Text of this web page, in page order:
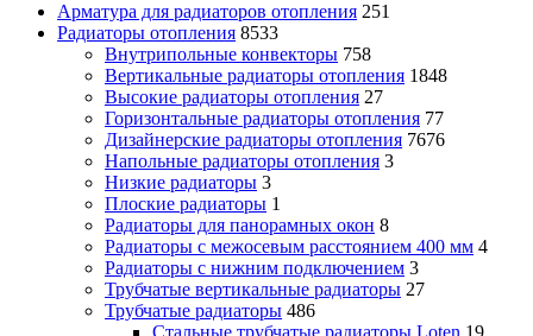
Арматура для радиаторов отопления 251
Радиаторы отопления 8533
Внутрипольные конвекторы 758
Вертикальные радиаторы отопления 1848
Высокие радиаторы отопления 27
Горизонтальные радиаторы отопления 77
Дизайнерские радиаторы отопления 7676
Напольные радиаторы отопления 3
Низкие радиаторы 3
Плоские радиаторы 1
Радиаторы для панорамных окон 8
Радиаторы с межосевым расстоянием 400 мм 4
Радиаторы с нижним подключением 3
Трубчатые вертикальные радиаторы 27
Трубчатые радиаторы 486